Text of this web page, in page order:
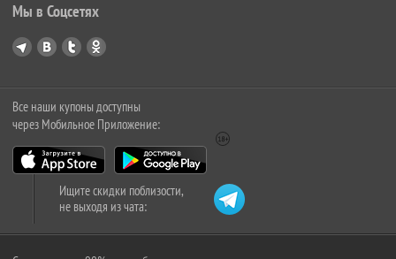
Мы в Соцсетях
Все наши купоны доступны
через Мобильное Приложение:
Ищите скидки поблизости,
не выходя из чата: